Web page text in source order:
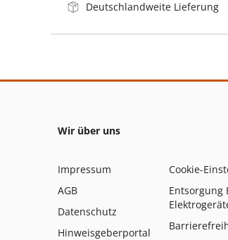
Deutschlandweite Lieferung
Wir über uns
Impressum
AGB
Datenschutz
Hinweisgeberportal
Cookie-
Entsorgung